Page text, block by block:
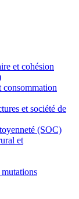
et cohésion
et société de
(SOC)
et